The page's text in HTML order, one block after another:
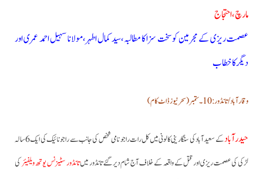
مارچ،احتجاج
عصمت ریزی کے مجرمین کو سخت سزا کا مطالبہ،سید کمال اطہر،مولانا سہیل احمد عمری اور
دیگر کا خطاب
وقارآباد/تانڈور:10۔ستمبر(سحرنیوزڈاٹ کام)
حیدرآباد
کے سعید آباد کی سنگارینی کالونی میں کل رات راجو نامی شخص کی جانب سے راجو نائیک کی ایک 6سالہ
لڑکی کی عصمت ریزی اور قتل کے واقعہ کے خلاف آج شام دیر گئے تانڈور میںتانڈور سٹیزنس یوتھ ویلفیئرکی